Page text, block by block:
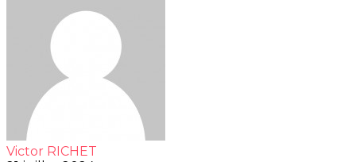
Victor RICHET